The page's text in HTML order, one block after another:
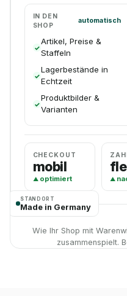
IN DEN
SHOP
automatisch
Artikel, Preise &
Staffeln
Lagerbestände in
Echtzeit
Produktbilder &
Varianten
CHECKOUT
mobil
optimiert
STANDORT
Made in Germany
Wie Ihr Shop mit
zusammenspielt.